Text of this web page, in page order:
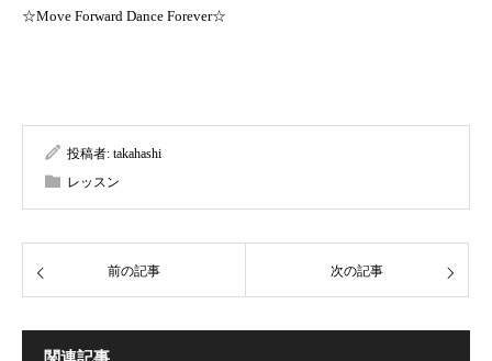
☆Move Forward Dance Forever☆
投稿者: takahashi
レッスン
前の記事 次の記事
関連記事